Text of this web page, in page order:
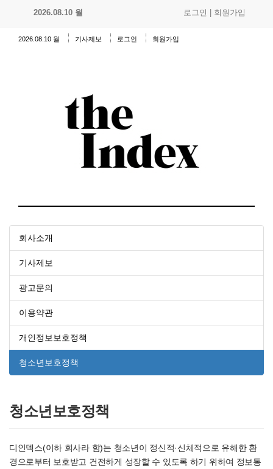
2026.08.10 월 로그인 회원가입
2026.08.10 월 기사제보 로그인 회원가입
회사소개
기사제보
광고문의
이용약관
개인정보보호정책
청소년보호정책
청소년보호정책
디인덱스(이하 회사라 함)는 청소년이 정신적·신체적으로 유해한 환
경으로부터 보호받고 건전하게 성장할 수 있도록 하기 위하여 정보통